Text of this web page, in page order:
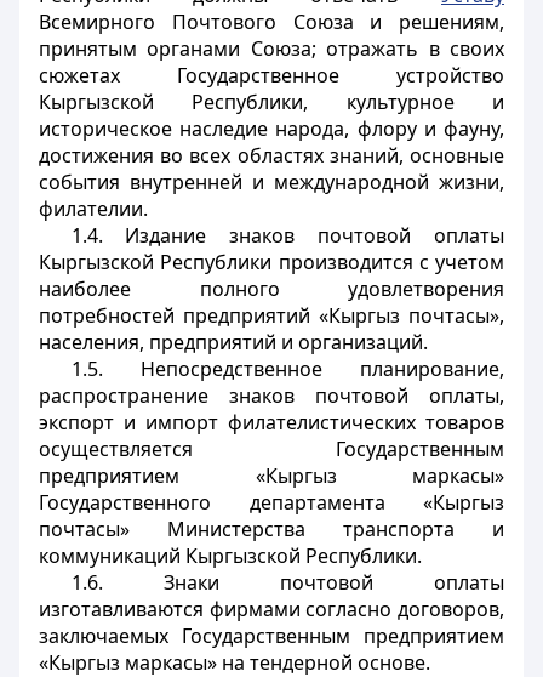
Всемирного Почтового Союза и решениям,
принятым органами Союза; отражать в своих
сюжетах Государственное устройство
Кыргызской Республики, культурное и
историческое наследие народа, флору и фауну,
достижения во всех областях знаний, основные
события внутренней и международной жизни,
филателии.
1.4. Издание знаков почтовой оплаты
Кыргызской Республики производится с учетом
наиболее полного удовлетворения
потребностей предприятий «Кыргыз почтасы»,
населения, предприятий и организаций.
1.5. Непосредственное планирование,
распространение знаков почтовой оплаты,
экспорт и импорт филателистических товаров
осуществляется Государственным
предприятием «Кыргыз маркасы»
Государственного департамента «Кыргыз
почтасы» Министерства транспорта и
коммуникаций Кыргызской Республики.
1.6. Знаки почтовой оплаты
изготавливаются фирмами согласно договоров,
заключаемых Государственным предприятием
«Кыргыз маркасы» на тендерной основе.